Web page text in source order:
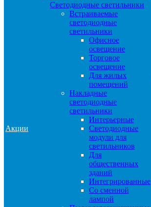
Акции
Светодиодные светильники
Встраиваемые
светодиодные
светильники
Офисное
освещение
Торговое
освещение
Для жилых
помещений
Накладные
светодиодные
светильники
Интерьерные
Светодиодные
модули для
светильников
Для
общественных
зданий
Интегрированные
Со сменной
лампой